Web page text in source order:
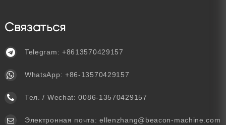
Связаться
Telegram: +8613570429157
WhatsApp: +86-13570429157
Тел. / Wechat:0086-13570429157
Электронная почта:ellenzhang@beacon-machine.com